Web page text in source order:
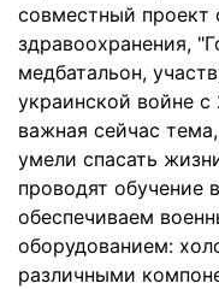
совместный проект
здравоохранения,
медбатальон,
украинской войне
важная сейчас
умели спасать
проводят
обеспечиваем
оборудованием:
различными